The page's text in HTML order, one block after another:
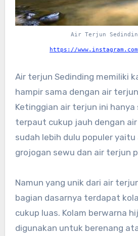
Air Terjun
https://
Air terjun Sedinding memiliki
hampir sama dengan air
Ketinggian air terjun ini
terpaut cukup jauh dengan
sudah lebih dulu populer
grojogan sewu dan air terjun
Namun yang unik dari air
bagian dasarnya terdapat
cukup luas. Kolam berwarna
digunakan untuk berenang